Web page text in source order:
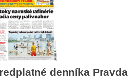
denníka Pravda